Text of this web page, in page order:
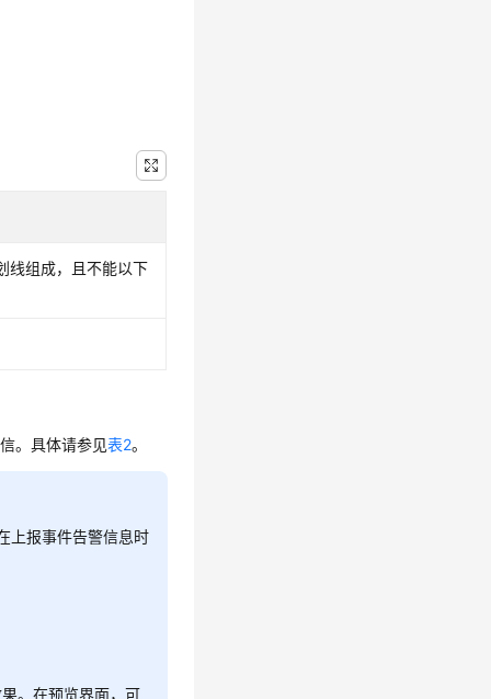
线组成，且不能以下
。具体请参见表2。
上报事件告警信息时
。在预览界面，可